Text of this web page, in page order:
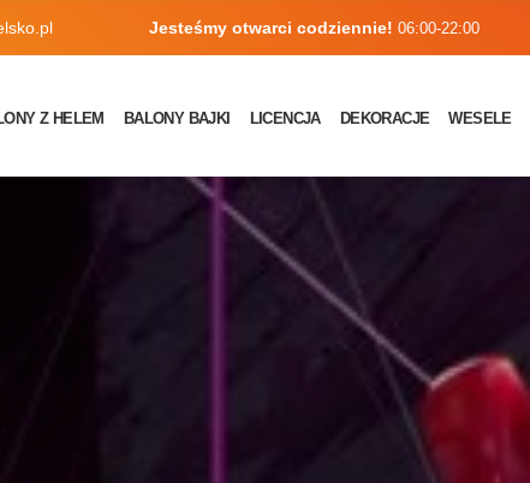
Jesteśmy otwarci codziennie! 06:00-22:00
Z HELEM BALONY BAJKI LICENCJA DEKORACJE WESELE